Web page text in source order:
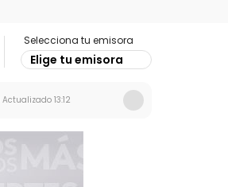
Selecciona tu emisora
Elige tu emisora
Actualizado 13:12